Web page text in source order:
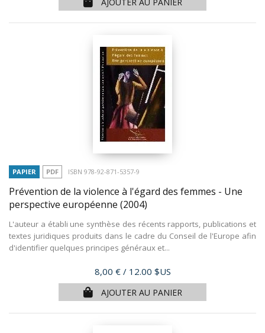
PAPIER PDF ISBN 978-92-871-5357-9
Prévention de la violence à l'égard des femmes - Une
perspective européenne (2004)
L'auteur a établi une synthèse des récents rapports, publications et
textes juridiques produits dans le cadre du Conseil de l'Europe afin
d'identifier quelques principes généraux et...
Prix
8,00 € / 12.00 $US
AJOUTER AU PANIER